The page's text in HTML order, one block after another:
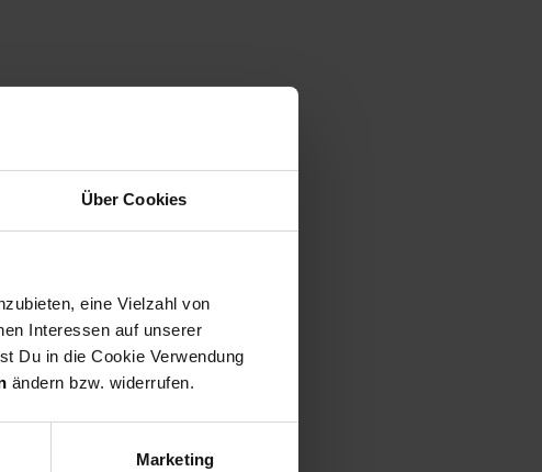
Über Cookies
eine Vielzahl von
Interessen auf unserer
Du in die Cookie Verwendung
ändern bzw. widerrufen.
Marketing